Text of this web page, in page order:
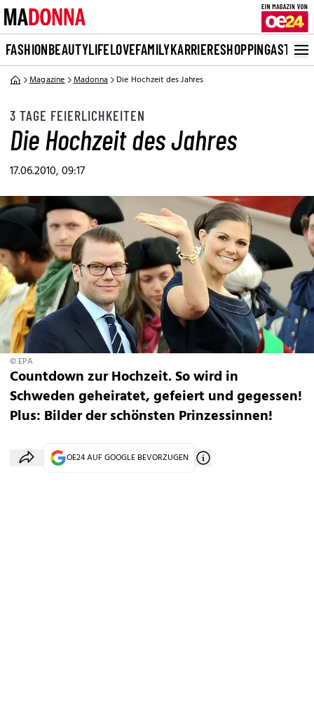
FASHIONBEAUTYLIFELOVEFAMILYKARRIERESHOPPINGASTRO
Magazine Madonna Die Hochzeit des Jahres
3 TAGE FEIERLICHKEITEN
Die Hochzeit des Jahres
17.06.2010, 09:17
© EPA
Countdown zur Hochzeit. So wird in
Schweden geheiratet, gefeiert und gegessen!
Plus: Bilder der schönsten Prinzessinnen!
OE24 AUF GOOGLE BEVORZUGEN